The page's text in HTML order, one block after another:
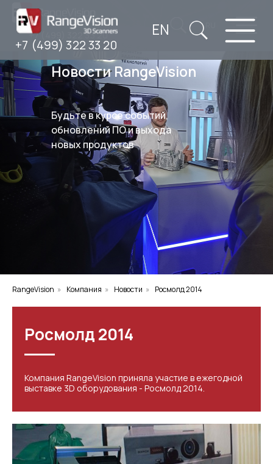
+7 (499) 322 33 20
+7 (499) 322 33 20
EN
Будьте в курсе событий,
обновлений ПО и выхода
новых продуктов
Новости RangeVision
RangeVision » Компания » Новости » Росмолд 2014
Росмолд 2014
Компания RangeVision приняла участие в ежегодной
выставке 3D оборудования - Росмолд 2014.